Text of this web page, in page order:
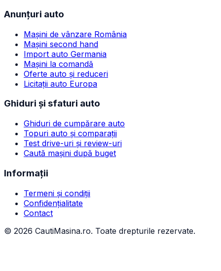
Anunțuri auto
Mașini de vânzare România
Mașini second hand
Import auto Germania
Mașini la comandă
Oferte auto și reduceri
Licitații auto Europa
Ghiduri și sfaturi auto
Ghiduri de cumpărare auto
Topuri auto și comparații
Test drive-uri și review-uri
Caută mașini după buget
Informații
Termeni și condiții
Confidențialitate
Contact
© 2026 CautiMasina.ro. Toate drepturile rezervate.